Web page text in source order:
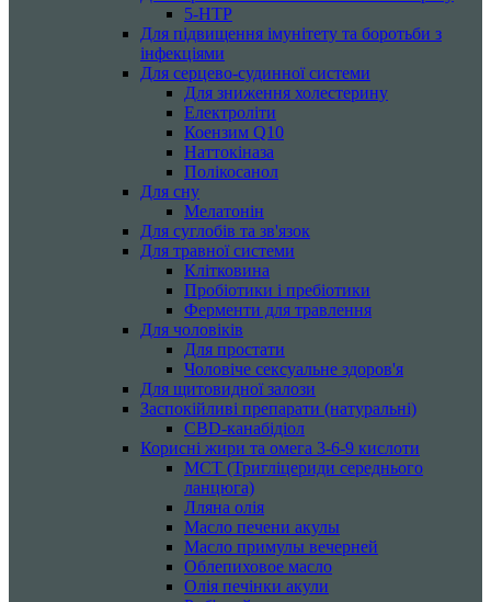
5-HTP
Для підвищення імунітету та боротьби з
інфекціями
Для серцево-судинної системи
Для зниження холестерину
Електроліти
Коензим Q10
Наттокіназа
Полікосанол
Для сну
Мелатонін
Для суглобів та зв'язок
Для травної системи
Клітковина
Пробіотики і пребіотики
Ферменти для травлення
Для чоловіків
Для простати
Чоловіче сексуальне здоров'я
Для щитовидної залози
Заспокійливі препарати (натуральні)
CBD-канабідіол
Корисні жири та омега 3-6-9 кислоти
MCT (Тригліцериди середнього
ланцюга)
Лляна олія
Масло печени акулы
Масло примулы вечерней
Облепиховое масло
Олія печінки акули